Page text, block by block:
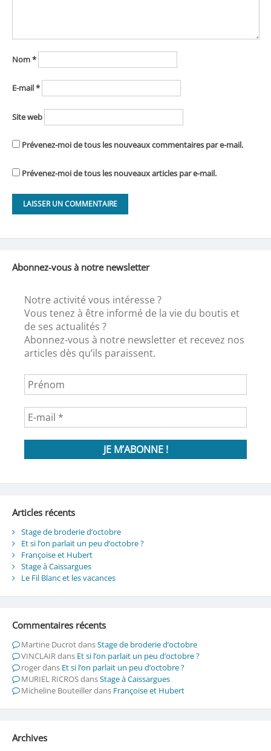
Nom*
E-mail*
Site web
Prévenez-moi de tous les nouveaux commentaires par e-mail.
Prévenez-moi de tous les nouveaux articles par e-mail.
Abonnez-vous à notre newsletter
Notre activité vous intéresse ?
Vous tenez à être informé de la vie du boutis et
de ses actualités ?
Abonnez-vous à notre newsletter et recevez nos
articles dès qu’ils paraissent.
Articles récents
Stage de broderie d’octobre
Et si l’on parlait un peu d’octobre ?
Françoise et Hubert
Stage à Caissargues
Le Fil Blanc et les vacances
Commentaires récents
Martine DucrotdansStage de broderie d’octobre
VINCLAIRdans Et si l’on parlait un peu d’octobre ?
rogerdans Et si l’on parlait un peu d’octobre ?
MURIEL RICROSdansStage à Caissargues
Micheline Bouteillerdans Françoise et Hubert
Archives